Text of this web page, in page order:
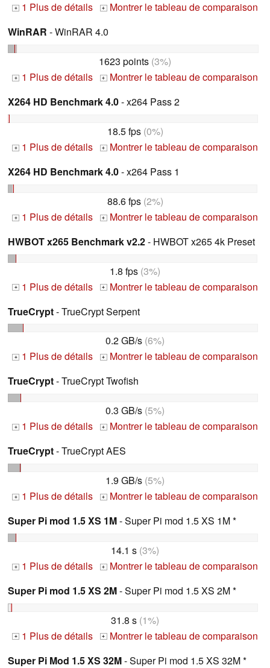
+ 1 Plus de détails + Montrer le tableau de comparaison
WinRAR - WinRAR 4.0
1623 points (3%)
+ 1 Plus de détails + Montrer le tableau de comparaison
X264 HD Benchmark 4.0- x264 Pass 2
18.5 fps(0%)
+ 1 Plus de détails + Montrer le tableau de comparaison
X264 HD Benchmark 4.0- x264 Pass 1
88.6 fps(2%)
+ 1 Plus de détails + Montrer le tableau de comparaison
HWBOT x265 Benchmark v2.2- HWBOT x265 4k Preset
1.8 fps (3%)
+ 1 Plus de détails + Montrer le tableau de comparaison
TrueCrypt- TrueCrypt Serpent
0.2 GB/s (6%)
+ 1 Plus de détails + Montrer le tableau de comparaison
TrueCrypt- TrueCrypt Twofish
0.3 GB/s (5%)
+ 1 Plus de détails + Montrer le tableau de comparaison
TrueCrypt- TrueCrypt AES
1.9 GB/s (5%)
+ 1 Plus de détails + Montrer le tableau de comparaison
Super Pi mod 1.5 XS 1M- Super Pi mod 1.5 XS 1M *
14.1 s (3%)
+ 1 Plus de détails + Montrer le tableau de comparaison
Super Pi mod 1.5 XS 2M- Super Pi mod 1.5 XS 2M *
31.8 s (1%)
+ 1 Plus de détails + Montrer le tableau de comparaison
Super Pi Mod 1.5 XS 32M- Super Pi mod 1.5 XS 32M *